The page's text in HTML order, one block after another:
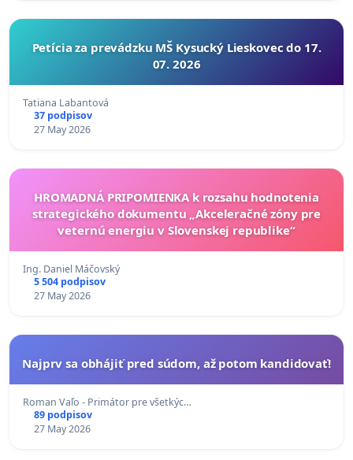
Petícia za prevádzku MŠ Kysucký Lieskovec do 17.
07. 2026
Tatiana Labantová
37 podpisov
27 May 2026
HROMADNÁ PRIPOMIENKA k rozsahu hodnotenia
strategického dokumentu „Akceleračné zóny pre
veternú energiu v Slovenskej republike“
Ing. Daniel Máčovský
5 504 podpisov
27 May 2026
Najprv sa obhájiť pred súdom, až potom kandidovať!
Roman Vaľo - Primátor pre všetkýc…
89 podpisov
27 May 2026